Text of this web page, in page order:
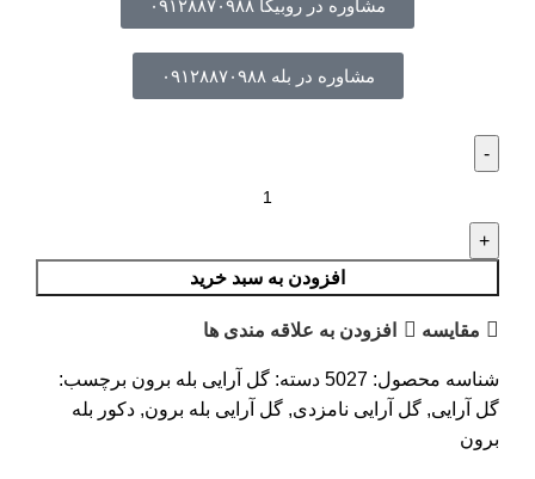
مشاوره در روبیکا ۰۹۱۲۸۸۷۰۹۸۸
مشاوره در بله ۰۹۱۲۸۸۷۰۹۸۸
افزودن به سبد خرید
مقایسه افزودن به علاقه مندی ها
شناسه محصول: 5027 دسته: گل آرایی بله برون برچسب:
گل آرایی, گل آرایی نامزدی, گل آرایی بله برون, دکور بله
برون